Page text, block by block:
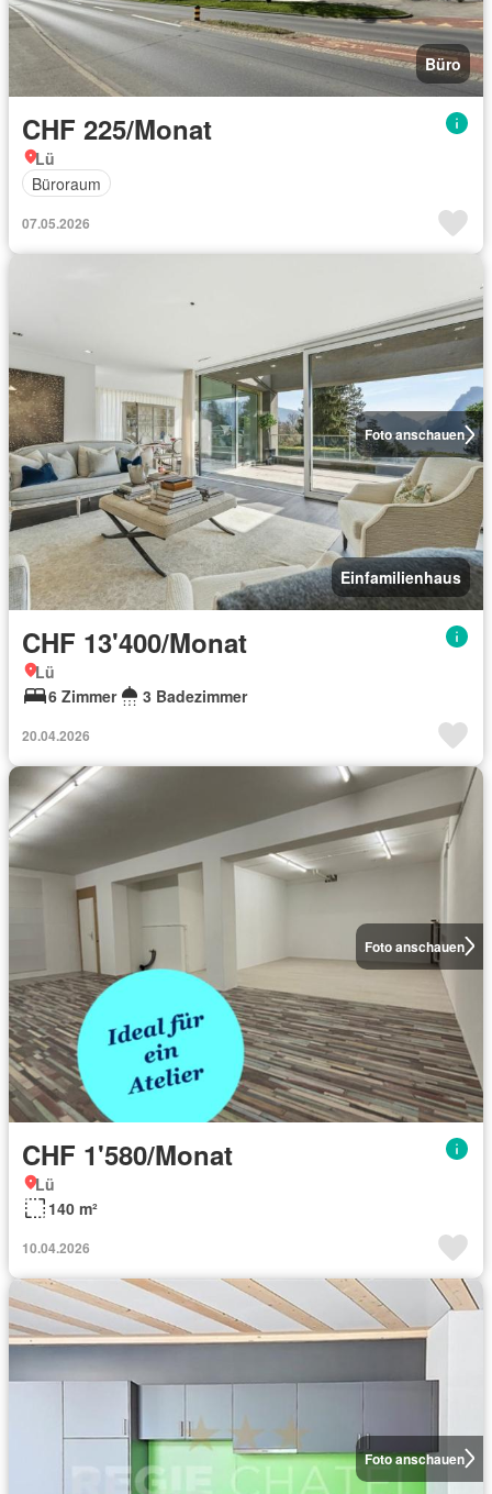
Büro
CHF 225/Monat
Lü
Büroraum
07.05.2026
Foto anschauen
Einfamilienhaus
CHF 13'400/Monat
Lü
6 Zimmer
3 Badezimmer
20.04.2026
Foto anschauen
CHF 1'580/Monat
Lü
140 m²
10.04.2026
Foto anschauen